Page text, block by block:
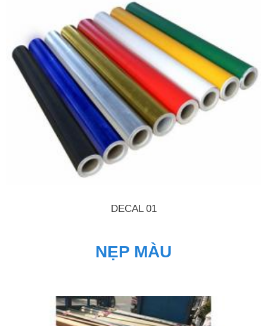
DECAL 01
NẸP MÀU